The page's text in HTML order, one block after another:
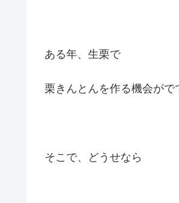
ある年、生栗で
栗きんとんを作る機会がで
そこで、どうせなら